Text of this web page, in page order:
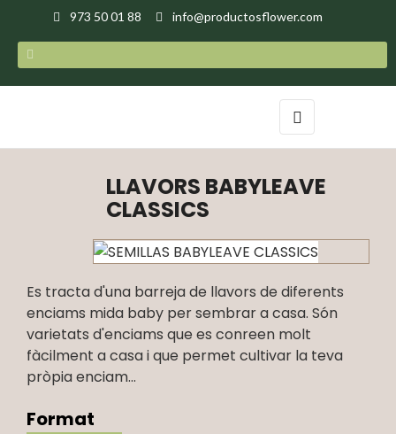
973 50 01 88 info@productosflower.com
Toggle
navigation
☰
LLAVORS BABYLEAVE
CLASSICS
Es tracta d'una barreja de llavors de diferents
enciams mida baby per sembrar a casa. Són
varietats d'enciams que es conreen molt
fàcilment a casa i que permet cultivar la teva
pròpia enciam...
Format